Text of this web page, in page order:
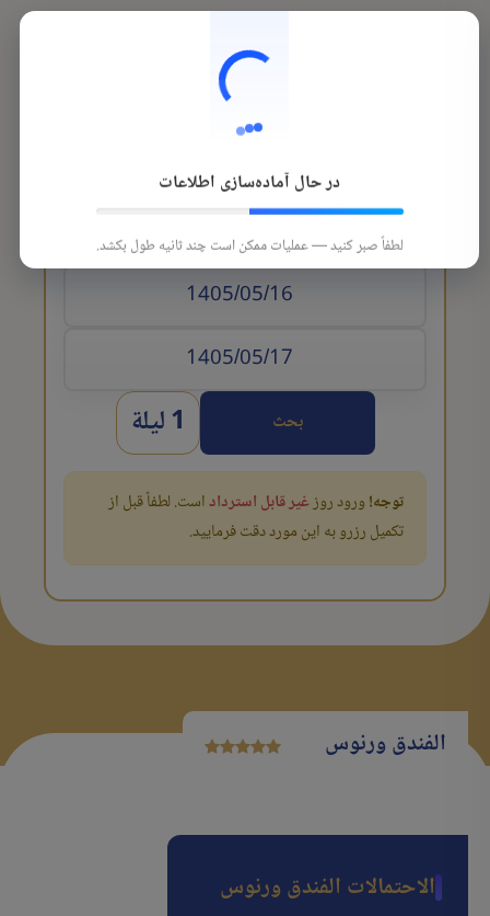
تاريخ الوصول
بحث 1 ليلة
توجه!ورود روزغیر قابل استرداداست. لطفاً قبل از
تکمیل رزرو به این مورد دقت فرمایید.
در حال آماده‌سازی اطلاعات
لطفاً صبر کنید — عملیات ممکن است چند ثانیه طول بکشد.
الفندق ورنوس
الاحتمالات الفندق ورنوس